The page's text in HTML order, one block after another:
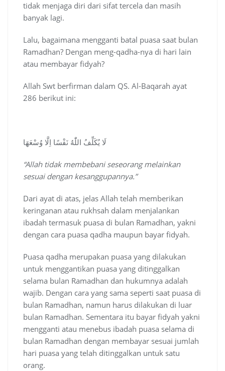
tidak menjaga diri dari sifat tercela dan masih
banyak lagi.
Lalu, bagaimana mengganti batal puasa saat bulan
Ramadhan? Dengan meng-qadha-nya di hari lain
atau membayar fidyah?
Allah Swt berfirman dalam QS. Al-Baqarah ayat
286 berikut ini:
لَا يُكَلِّفُ اللّٰهُ نَفْسًا اِلَّا وُسْعَهَا
“Allah tidak membebani seseorang melainkan
sesuai dengan kesanggupannya.”
Dari ayat di atas, jelas Allah telah memberikan
keringanan atau rukhsah dalam menjalankan
ibadah termasuk puasa di bulan Ramadhan, yakni
dengan cara puasa qadha maupun bayar fidyah.
Puasa qadha merupakan puasa yang dilakukan
untuk menggantikan puasa yang ditinggalkan
selama bulan Ramadhan dan hukumnya adalah
wajib. Dengan cara yang sama seperti saat puasa di
bulan Ramadhan, namun harus dilakukan di luar
bulan Ramadhan. Sementara itu bayar fidyah yakni
mengganti atau menebus ibadah puasa selama di
bulan Ramadhan dengan membayar sesuai jumlah
hari puasa yang telah ditinggalkan untuk satu
orang.